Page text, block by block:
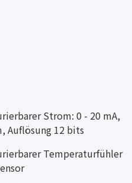
Strom: 0 - 20 mA,
Auflösung 12 bits
Temperaturfühler